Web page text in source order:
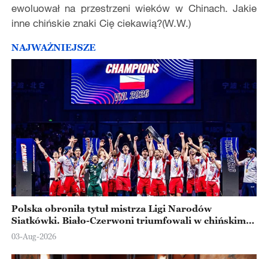
ewoluował na przestrzeni wieków w Chinach. Jakie
inne chińskie znaki Cię ciekawią?(W.W.)
NAJWAŻNIEJSZE
Polska obroniła tytuł mistrza Ligi Narodów
Siatkówki. Biało-Czerwoni triumfowali w chińskim
Ningbo
03-Aug-2026